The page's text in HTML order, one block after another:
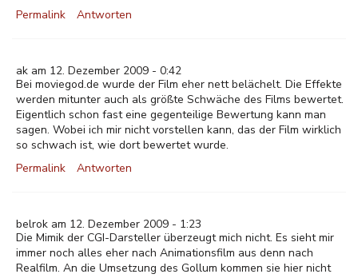
Permalink
Antworten
ak am 12. Dezember 2009 - 0:42
Bei moviegod.de wurde der Film eher nett belächelt. Die Effekte
werden mitunter auch als größte Schwäche des Films bewertet.
Eigentlich schon fast eine gegenteilige Bewertung kann man
sagen. Wobei ich mir nicht vorstellen kann, das der Film wirklich
so schwach ist, wie dort bewertet wurde.
Permalink
Antworten
belrok am 12. Dezember 2009 - 1:23
Die Mimik der CGI-Darsteller überzeugt mich nicht. Es sieht mir
immer noch alles eher nach Animationsfilm aus denn nach
Realfilm. An die Umsetzung des Gollum kommen sie hier nicht